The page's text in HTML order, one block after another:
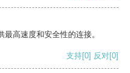
高速度和安全性的连接。
支持[0] 反对[0]